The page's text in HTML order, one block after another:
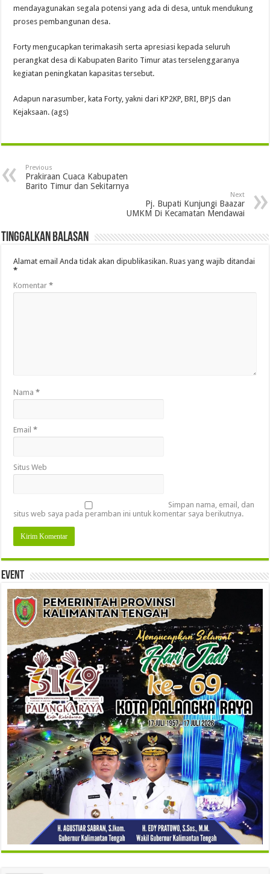
mendayagunakan segala potensi yang ada di desa, untuk mendukung
proses pembangunan desa.
Forty mengucapkan terimakasih serta apresiasi kepada seluruh
perangkat desa di Kabupaten Barito Timur atas terselenggaranya
kegiatan peningkatan kapasitas tersebut.
Adapun narasumber, kata Forty, yakni dari KP2KP, BRI, BPJS dan
Kejaksaan. (ags)
Previous
Prakiraan Cuaca Kabupaten
Barito Timur dan Sekitarnya
Next
Pj. Bupati Kunjungi Baazar
UMKM Di Kecamatan Mendawai
Tinggalkan Balasan
Alamat email Anda tidak akan dipublikasikan. Ruas yang wajib ditandai
*
Komentar*
Nama*
Email*
Situs Web
Simpan nama, email, dan
situs web saya pada peramban ini untuk komentar saya berikutnya.
Event